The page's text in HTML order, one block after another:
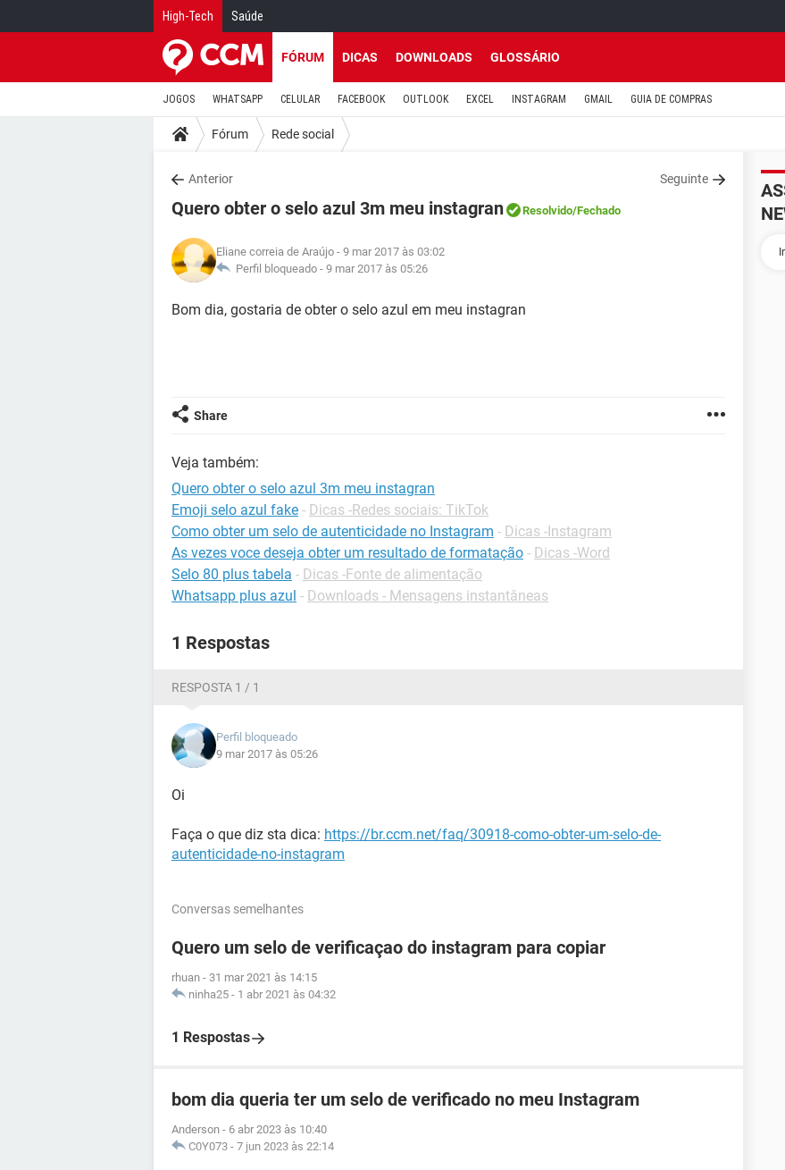
High-Tech Saúde
FÓRUM DICAS DOWNLOADS GLOSSÁRIO
JOGOS WHATSAPP CELULAR FACEBOOK OUTLOOK EXCEL INSTAGRAM GMAIL GUIA DE COMPRAS
Fórum Rede social
Anterior Seguinte
Quero obter o selo azul 3m meu instagran Resolvido/Fechado
Eliane correia de Araújo - 9 mar 2017 às 03:02
Perfil bloqueado - 9 mar 2017 às 05:26
Bom dia, gostaria de obter o selo azul em meu instagran
Share
Veja também:
Quero obter o selo azul 3m meu instagran
Emoji selo azul fake - Dicas -Redes sociais: TikTok
Como obter um selo de autenticidade no Instagram - Dicas -Instagram
As vezes voce deseja obter um resultado de formatação - Dicas -Word
Selo 80 plus tabela - Dicas -Fonte de alimentação
Whatsapp plus azul - Downloads - Mensagens instantâneas
1 Respostas
RESPOSTA 1 / 1
Perfil bloqueado
9 mar 2017 às 05:26
Oi
Faça o que diz sta dica: https://br.ccm.net/faq/30918-como-obter-um-selo-de-
autenticidade-no-instagram
Conversas semelhantes
Quero um selo de verificaçao do instagram para copiar
rhuan - 31 mar 2021 às 14:15
ninha25 - 1 abr 2021 às 04:32
1 Respostas
bom dia queria ter um selo de verificado no meu Instagram
Anderson - 6 abr 2023 às 10:40
C0Y073 - 7 jun 2023 às 22:14